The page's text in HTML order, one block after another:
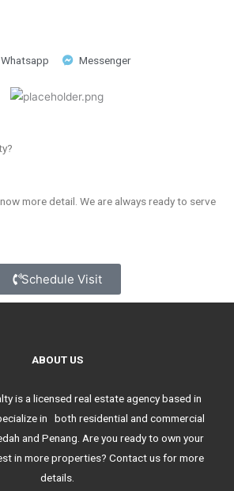
Whatsapp Messenger
more detail. We are always ready to serve
Schedule Visit
ABOUT US
is a licensed real estate agency based in
in both residential and commercial
and Penang. Are you ready to own your
in more properties? Contact us for more
details.